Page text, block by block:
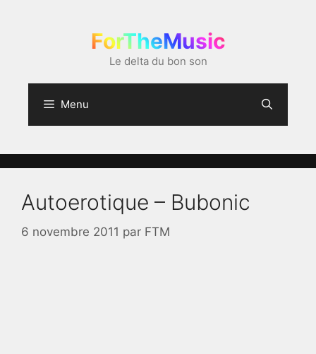
ForTheMusic
Le delta du bon son
Menu
Autoerotique – Bubonic
6 novembre 2011 par FTM